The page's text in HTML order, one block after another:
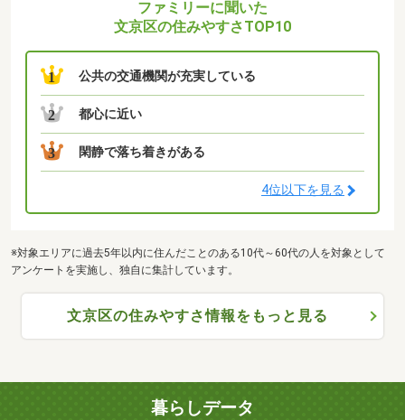
ファミリーに聞いた
文京区の住みやすさTOP10
1 公共の交通機関が充実している
2 都心に近い
3 閑静で落ち着きがある
4位以下を見る
※対象エリアに過去5年以内に住んだことのある10代～60代の人を対象として
アンケートを実施し、独自に集計しています。
文京区の住みやすさ情報をもっと見る
暮らしデータ